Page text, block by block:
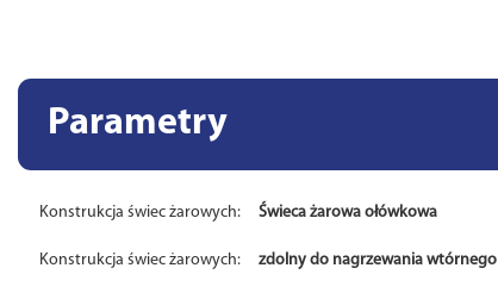
Parametry
Konstrukcja świec żarowych: Świeca żarowa ołówkowa
Konstrukcja świec żarowych: zdolny do nagrzewania wtórnego